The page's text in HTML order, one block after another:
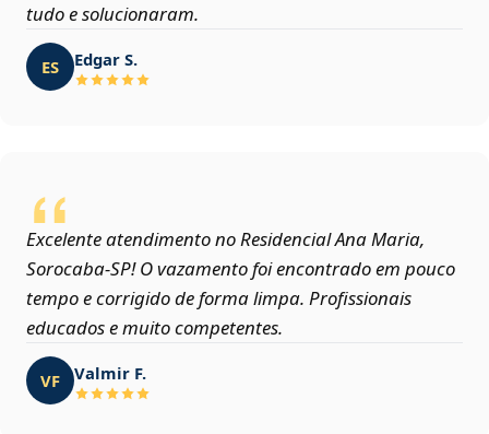
tudo e solucionaram.
ES Edgar S.
Excelente atendimento no Residencial Ana Maria,
Sorocaba‑SP! O vazamento foi encontrado em pouco
tempo e corrigido de forma limpa. Profissionais
educados e muito competentes.
VF Valmir F.